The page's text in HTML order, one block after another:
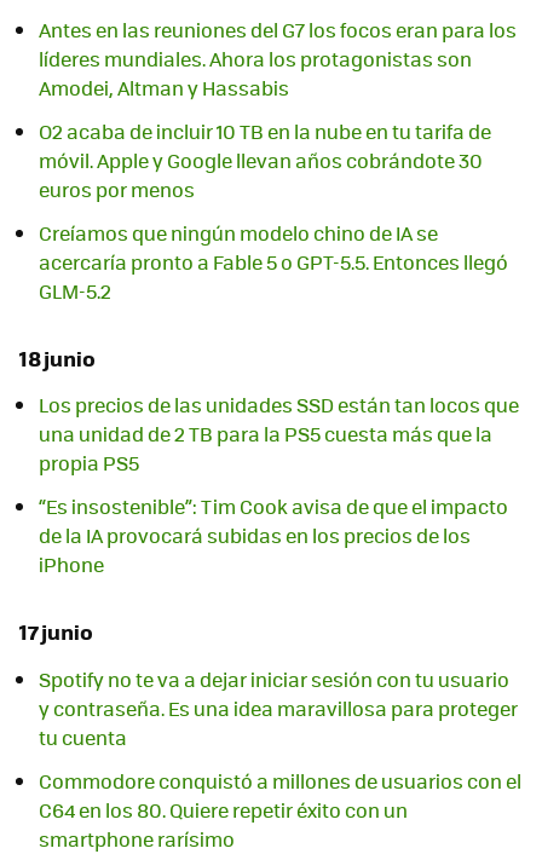
Antes en las reuniones del G7 los focos eran para los
líderes mundiales. Ahora los protagonistas son
Amodei, Altman y Hassabis
O2 acaba de incluir 10 TB en la nube en tu tarifa de
móvil. Apple y Google llevan años cobrándote 30
euros por menos
Creíamos que ningún modelo chino de IA se
acercaría pronto a Fable 5 o GPT-5.5. Entonces llegó
GLM-5.2
18 junio
Los precios de las unidades SSD están tan locos que
una unidad de 2 TB para la PS5 cuesta más que la
propia PS5
“Es insostenible”: Tim Cook avisa de que el impacto
de la IA provocará subidas en los precios de los
iPhone
17 junio
Spotify no te va a dejar iniciar sesión con tu usuario
y contraseña. Es una idea maravillosa para proteger
tu cuenta
Commodore conquistó a millones de usuarios con el
C64 en los 80. Quiere repetir éxito con un
smartphone rarísimo